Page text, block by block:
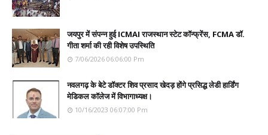
जयपुर में संपन्न हुई ICMAI राजस्थान स्टेट कॉन्फ्रेंस, FCMA डॉ.
गीता शर्मा की रही विशेष उपस्थिति
7/06/2026 06:06:00 Pm
नवलगढ़ के बेटे डॉक्टर शिव प्रसाद खेदड़ होंगे प्रसिद्ध लेडी हार्डिंग
मेडिकल कॉलेज में विभागाध्यक्ष।
10/16/2023 06:07:00 Pm